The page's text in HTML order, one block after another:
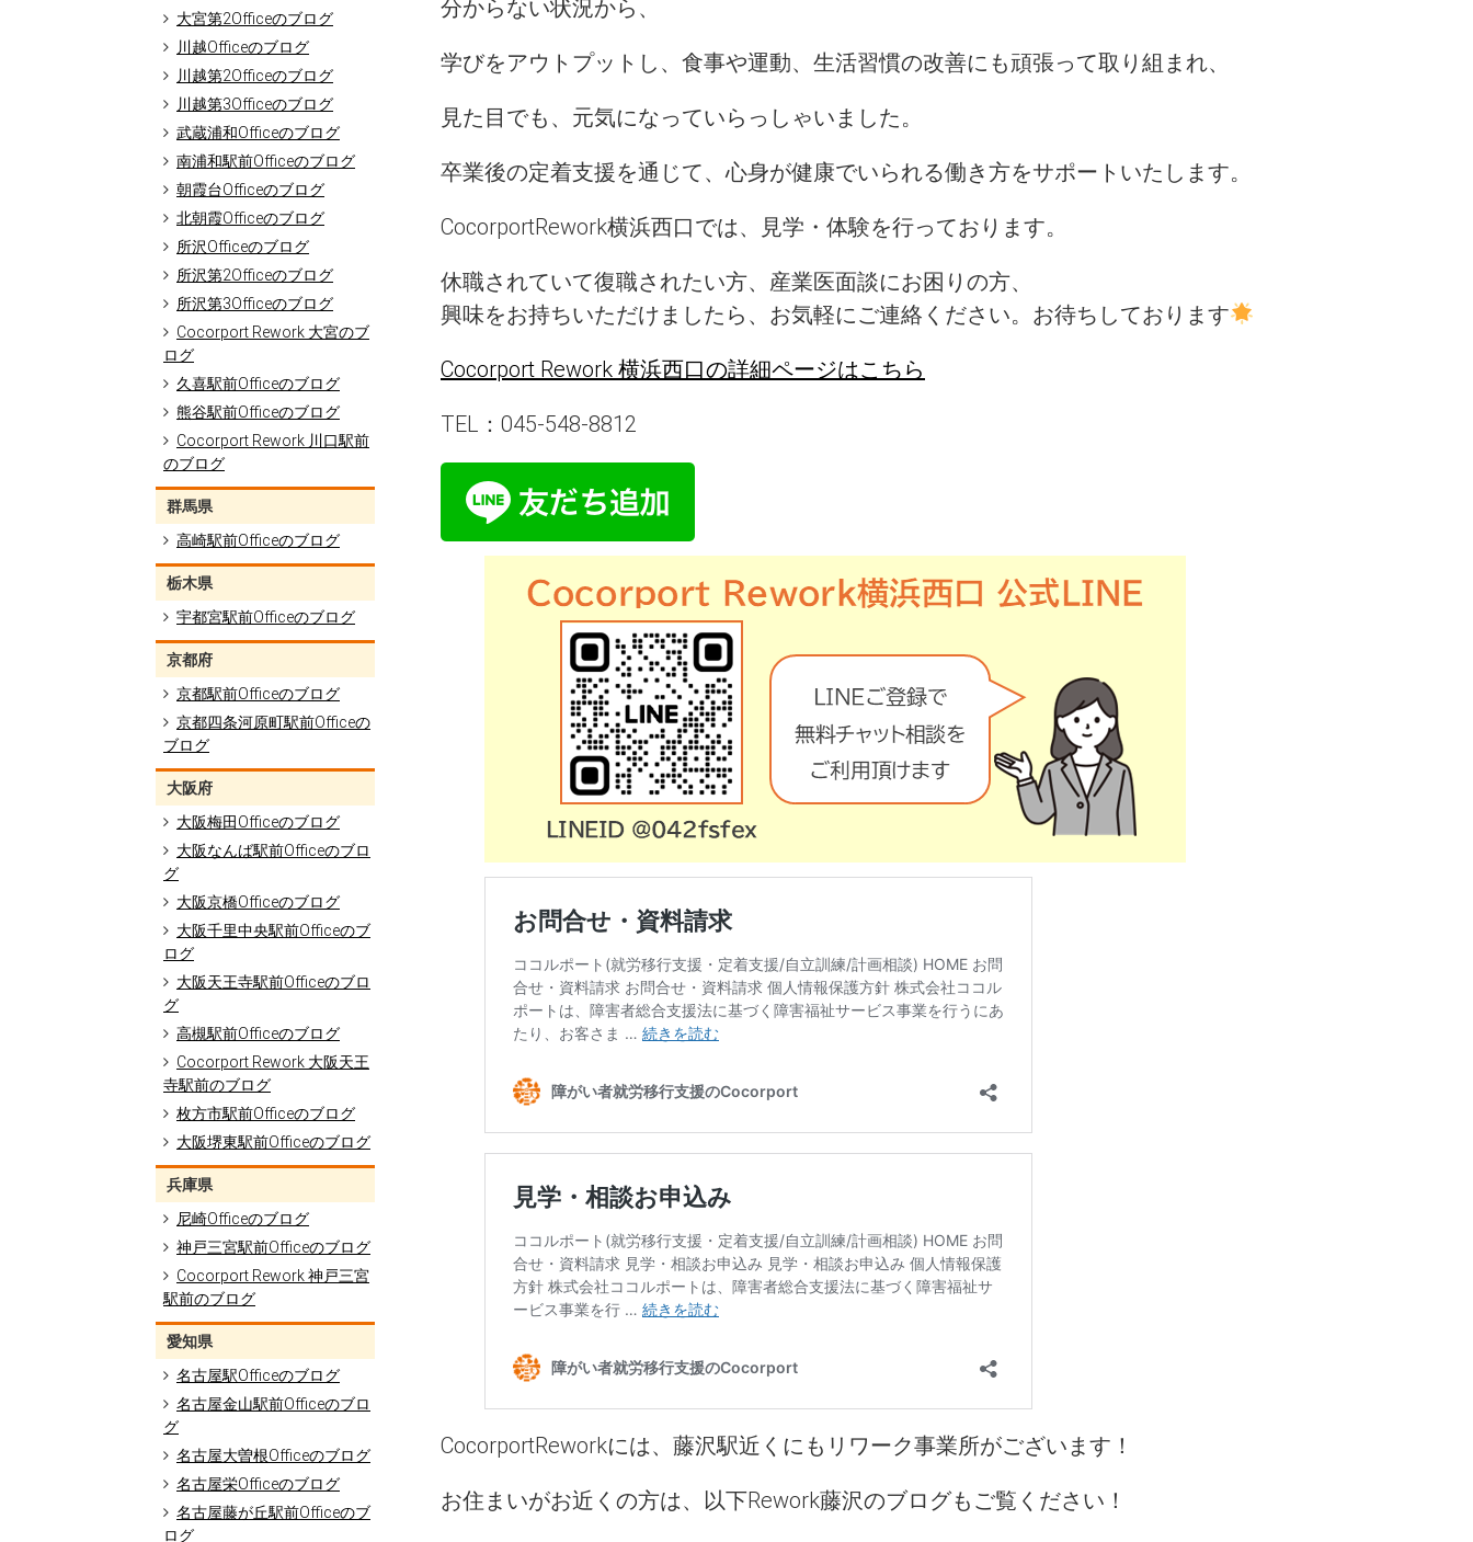
大宮第2Officeのブログ
川越Officeのブログ
川越第2Officeのブログ
川越第3Officeのブログ
武蔵浦和Officeのブログ
南浦和駅前Officeのブログ
朝霞台Officeのブログ
北朝霞Officeのブログ
所沢Officeのブログ
所沢第2Officeのブログ
所沢第3Officeのブログ
Cocorport Rework 大宮のブ
ログ
久喜駅前Officeのブログ
熊谷駅前Officeのブログ
Cocorport Rework 川口駅前
のブログ
群馬県
高崎駅前Officeのブログ
栃木県
宇都宮駅前Officeのブログ
京都府
京都駅前Officeのブログ
京都四条河原町駅前Officeの
ブログ
大阪府
大阪梅田Officeのブログ
大阪なんば駅前Officeのブロ
グ
大阪京橋Officeのブログ
大阪千里中央駅前Officeのブ
ログ
大阪天王寺駅前Officeのブロ
グ
高槻駅前Officeのブログ
Cocorport Rework 大阪天王
寺駅前のブログ
枚方市駅前Officeのブログ
大阪堺東駅前Officeのブログ
兵庫県
尼崎Officeのブログ
神戸三宮駅前Officeのブログ
Cocorport Rework 神戸三宮
駅前のブログ
愛知県
名古屋駅Officeのブログ
名古屋金山駅前Officeのブロ
グ
名古屋大曽根Officeのブログ
名古屋栄Officeのブログ
名古屋藤が丘駅前Officeのブ
ログ
分からない状況から、
学びをアウトプットし、食事や運動、生活習慣の改善にも頑張って取り組まれ、
見た目でも、元気になっていらっしゃいました。
卒業後の定着支援を通じて、心身が健康でいられる働き方をサポートいたします。
CocorportRework横浜西口では、見学・体験を行っております。
休職されていて復職されたい方、産業医面談にお困りの方、
興味をお持ちいただけましたら、お気軽にご連絡ください。お待ちしております
Cocorport Rework 横浜西口の詳細ページはこちら
TEL：045-548-8812
CocorportReworkには、藤沢駅近くにもリワーク事業所がございます！
お住まいがお近くの方は、以下Rework藤沢のブログもご覧ください！